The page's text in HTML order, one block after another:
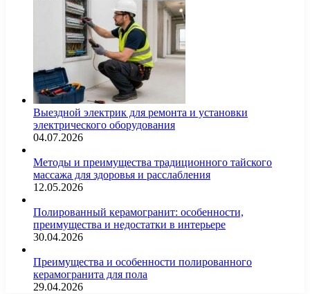
Выездной электрик для ремонта и установки
электрического оборудования
04.07.2026
Методы и преимущества традиционного тайского
массажа для здоровья и расслабления
12.05.2026
Полированный керамогранит: особенности,
преимущества и недостатки в интерьере
30.04.2026
Преимущества и особенности полированного
керамогранита для пола
29.04.2026